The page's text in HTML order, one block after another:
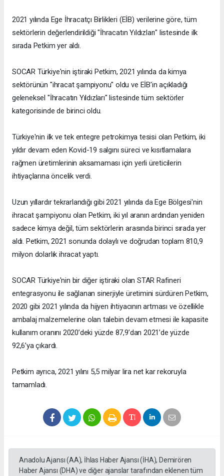
2021 yılında Ege İhracatçı Birlikleri (EİB) verilerine göre, tüm
sektörlerin değerlendirildiği "İhracatın Yıldızları" listesinde ilk
sırada Petkim yer aldı.
SOCAR Türkiye'nin iştiraki Petkim, 2021 yılında da kimya
sektörünün "ihracat şampiyonu" oldu ve EİB'in açıkladığı
geleneksel "İhracatın Yıldızları" listesinde tüm sektörler
kategorisinde de birinci oldu.
Türkiye'nin ilk ve tek entegre petrokimya tesisi olan Petkim, iki
yıldır devam eden Kovid-19 salgını süreci ve kısıtlamalara
rağmen üretimlerinin aksamaması için yerli üreticilerin
ihtiyaçlarına öncelik verdi.
Uzun yıllardır tekrarlandığı gibi 2021 yılında da Ege Bölgesi'nin
ihracat şampiyonu olan Petkim, iki yıl aranın ardından yeniden
sadece kimya değil, tüm sektörlerin arasında birinci sırada yer
aldı. Petkim, 2021 sonunda dolaylı ve doğrudan toplam 810,9
milyon dolarlık ihracat yaptı.
SOCAR Türkiye'nin bir diğer iştiraki olan STAR Rafineri
entegrasyonu ile sağlanan sinerjiyle üretimini sürdüren Petkim,
2020 gibi 2021 yılında da hijyen ihtiyacının artması ve özellikle
ambalaj malzemelerine olan talebin devam etmesi ile kapasite
kullanım oranını 2020’deki yüzde 87,9’dan 2021’de yüzde
92,6’ya çıkardı.
Petkim ayrıca, 2021 yılını 5,5 milyar lira net kar rekoruyla
tamamladı.
Anadolu Ajansı (AA), İhlas Haber Ajansı (İHA), Demirören
Haber Ajansı (DHA) ve diğer ajanslar tarafından eklenen tüm